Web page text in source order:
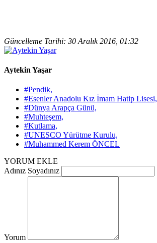
Güncelleme Tarihi: 30 Aralık 2016, 01:32
Aytekin Yaşar
#Pendik,
#Esenler Anadolu Kız İmam Hatip Lisesi,
#Dünya Arapça Günü,
#Muhteşem,
#Kutlama,
#UNESCO Yürütme Kurulu,
#Muhammed Kerem ÖNCEL
YORUM EKLE
Adınız Soyadınız
Yorum